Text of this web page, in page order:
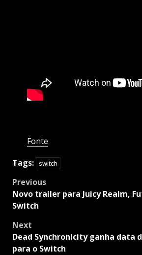
Fonte
Tags:
switch
Post
navigation
Previous
Novo trailer para Juicy Realm,
Switch
Next
Dead Synchronicity ganha data
para o Switch